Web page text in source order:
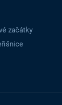
začátky